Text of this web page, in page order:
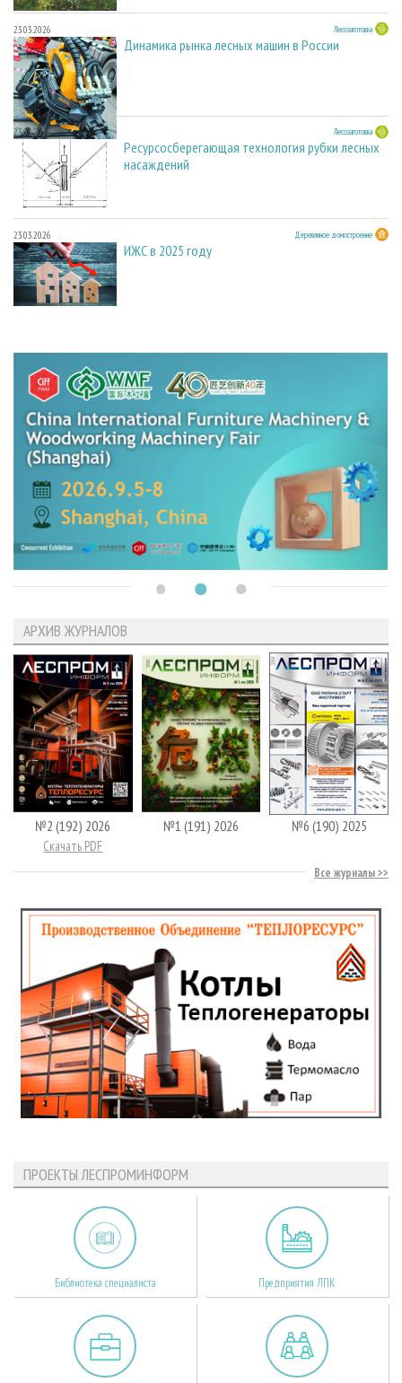
23.03.2026 Лесозаготовка
Динамика рынка лесных машин в России
23.03.2026 Лесозаготовка
Ресурсосберегающая технология рубки лесных
насаждений
23.03.2026 Деревянное домостроение
ИЖС в 2025 году
АРХИВ ЖУРНАЛОВ
№2 (192) 2026
Скачать PDF
№1 (191) 2026 №6 (190) 2025
Все журналы
ПРОЕКТЫ ЛЕСПРОМИНФОРМ
Библиотека специалиста Предприятия ЛПК